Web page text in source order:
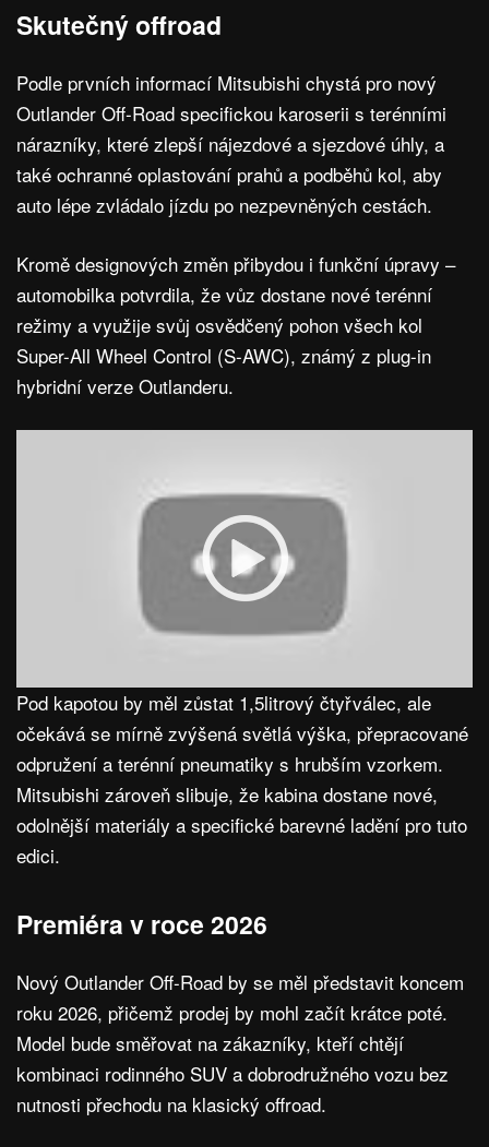
Skutečný offroad
Podle prvních informací Mitsubishi chystá pro nový
Outlander Off-Road specifickou karoserii s terénními
nárazníky, které zlepší nájezdové a sjezdové úhly, a
také ochranné oplastování prahů a podběhů kol, aby
auto lépe zvládalo jízdu po nezpevněných cestách.
Kromě designových změn přibydou i funkční úpravy –
automobilka potvrdila, že vůz dostane nové terénní
režimy a využije svůj osvědčený pohon všech kol
Super-All Wheel Control (S-AWC), známý z plug-in
hybridní verze Outlanderu.
Pod kapotou by měl zůstat 1,5litrový čtyřválec, ale
očekává se mírně zvýšená světlá výška, přepracované
odpružení a terénní pneumatiky s hrubším vzorkem.
Mitsubishi zároveň slibuje, že kabina dostane nové,
odolnější materiály a specifické barevné ladění pro tuto
edici.
Premiéra v roce 2026
Nový Outlander Off-Road by se měl představit koncem
roku 2026, přičemž prodej by mohl začít krátce poté.
Model bude směřovat na zákazníky, kteří chtějí
kombinaci rodinného SUV a dobrodružného vozu bez
nutnosti přechodu na klasický offroad.